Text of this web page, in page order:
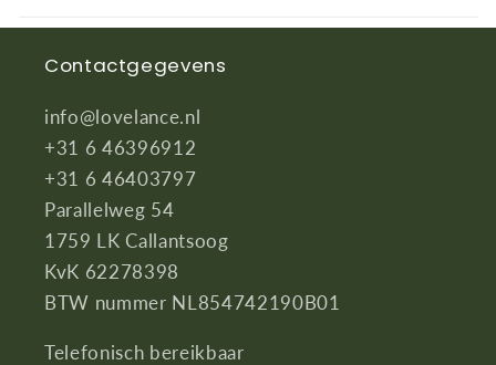
Contactgegevens
info@lovelance.nl
+31 6 46396912
+31 6 46403797
Parallelweg 54
1759 LK Callantsoog
KvK 62278398
BTW nummer NL854742190B01
Telefonisch bereikbaar